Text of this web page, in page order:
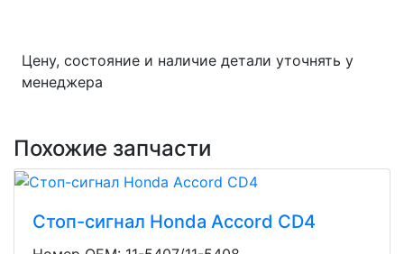
Цену, состояние и наличие детали уточнять у
менеджера
Похожие запчасти
Стоп-сигнал Honda Accord CD4